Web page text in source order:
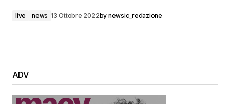
live news 13 Ottobre 2022by newsic_redazione
ADV